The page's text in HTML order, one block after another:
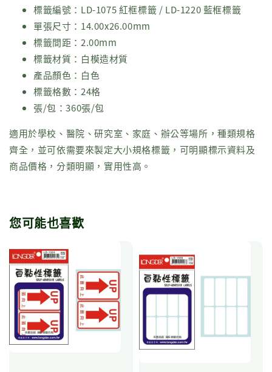
標籤編號：LD-1075 紅框標籤 / LD-1220 藍框標籤
單張尺寸：14.00x26.00mm
標籤間距：2.00mm
標籤材質：白模造材質
產品顏色：白色
標籤格數：24格
張/包：360張/包
適用於學校、醫院、研究室、家庭、辦公等場所，種類規格
齊全，並可依需要來製定大小規格標籤，可明顯標示資料及
商品價格，分類明顯，實用性高。
您可能也喜歡